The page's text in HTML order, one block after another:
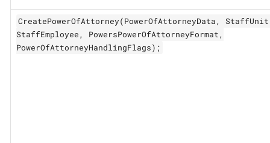
CreatePowerOfAttorney(PowerOfAttorneyData,
StaffEmployee, PowersPowerOfAttorneyFormat,
PowerOfAttorneyHandlingFlags);